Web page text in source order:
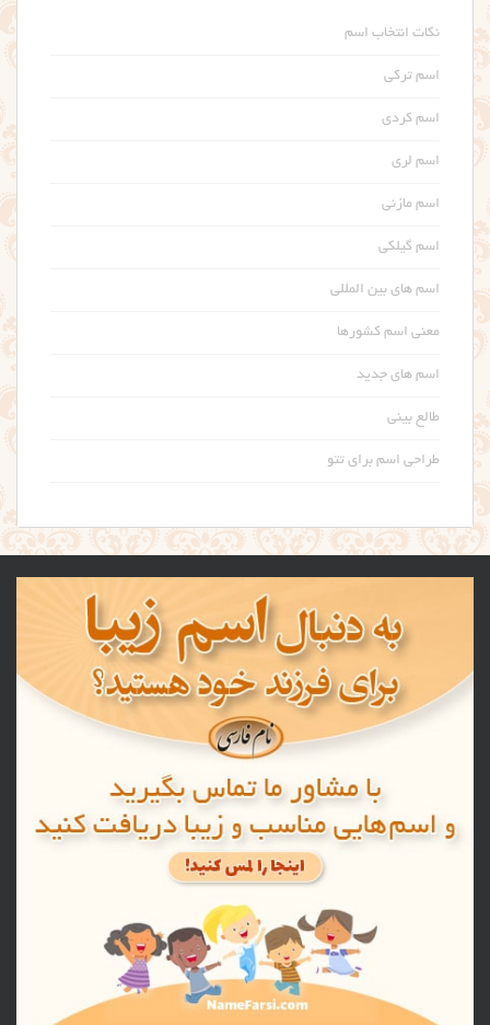
نکات انتخاب اسم
اسم ترکی
اسم کردی
اسم لری
اسم مازنی
اسم گیلکی
اسم های بین المللی
معنی اسم کشورها
اسم های جدید
طالع بینی
طراحی اسم برای تتو